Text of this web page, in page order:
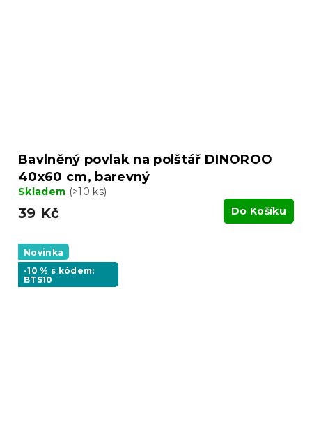
Bavlněný povlak na polštář DINOROO
40x60 cm, barevný
Skladem (>10 ks)
39 Kč Do Košíku
Novinka
-10 % s kódem:
BTS10